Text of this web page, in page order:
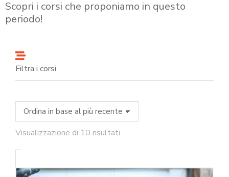
Scopri i corsi che proponiamo in questo
periodo!
Filtra i corsi
Visualizzazione di 10 risultati